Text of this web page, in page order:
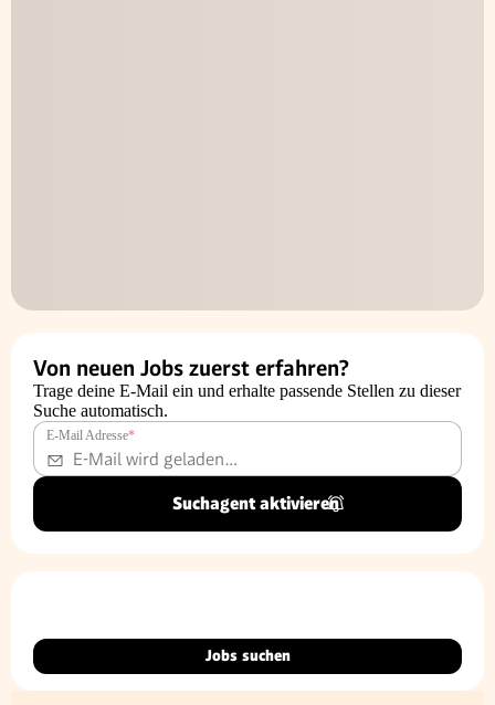
Von neuen Jobs zuerst erfahren?
Trage deine E-Mail ein und erhalte passende Stellen zu dieser
Suche automatisch.
E-Mail Adresse*
Suchagent aktivieren
Jobs suchen